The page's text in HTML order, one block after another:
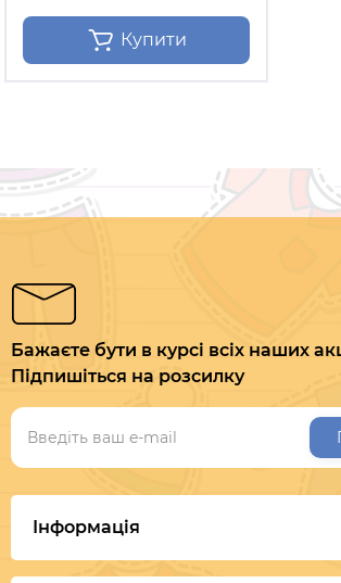
Купити
Бажаєте бути в курсі всіх наших
Підпишіться на розсилку
Інформація